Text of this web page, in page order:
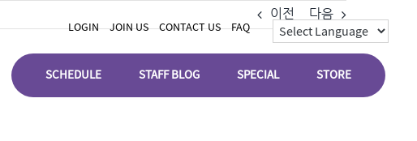
LOGIN JOIN US CONTACT US FAQ
SCHEDULE STAFF BLOG SPECIAL STORE
이전 다음